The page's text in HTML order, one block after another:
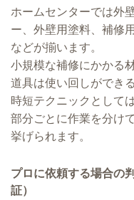
ホームセンターでは外
ー、外壁用塗料、補修
などが揃います。
小規模な補修にかかる
道具は使い回しができ
時短テクニックとして
部分ごとに作業を分け
挙げられます。
プロに依頼する場合の
証）